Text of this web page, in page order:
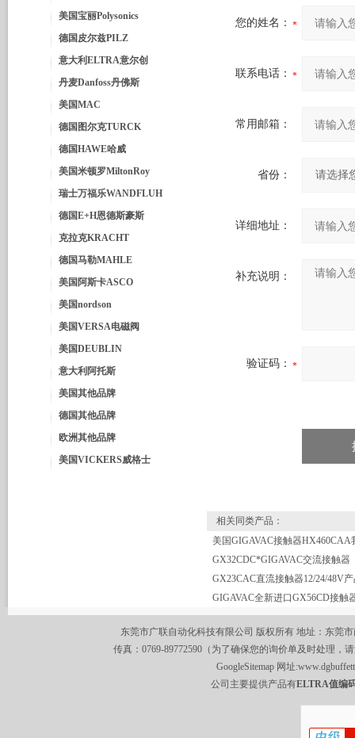
美国宝丽Polysonics
德国皮尔兹PILZ
意大利ELTRA意尔创
丹麦Danfoss丹佛斯
美国MAC
德国图尔克TURCK
德国HAWE哈威
美国米顿罗MiltonRoy
瑞士万福乐WANDFLUH
德国E+H恩德斯豪斯
克拉克KRACHT
德国马勒MAHLE
美国阿斯卡ASCO
美国nordson
美国VERSA电磁阀
美国DEUBLIN
意大利阿托斯
美国其他品牌
德国其他品牌
欧洲其他品牌
美国VICKERS威格士
您的姓名：
联系电话：
常用邮箱：
省份：
详细地址：
补充说明：
验证码：
相关同类产品：
GX32CDC*GIGAVAC交流接触器
GIGAVAC全新进口GX56CD接触
东莞市广联自动化科技有限公司 版权所有 地址：东莞
传真：0769-89772590（为了确保您的询价单及时处理，
GoogleSitemap 网址:
公司主要提供产品有ELTRA值编